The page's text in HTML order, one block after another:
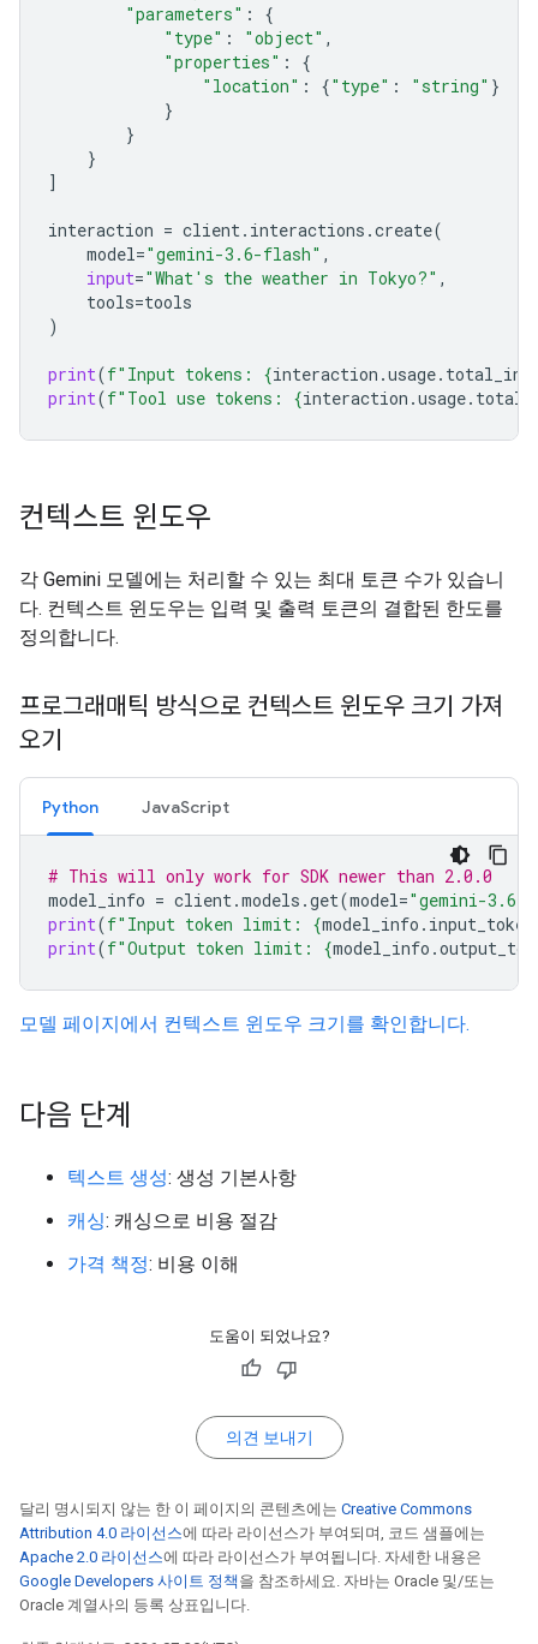
"parameters" :
{
"type" : "object" ,
"properties" :
{
"location" : {"type" : "string" }
}
}
}
]
interaction = client. interactions .create(
model="gemini-3.6-flash" ,
input="What's the weather in Tokyo?" ,
tools=tools
)
print(f"Input tokens: {interaction .usage.
print(f"Tool use tokens: {interaction .usage.
컨텍스트 윈도우
각 Gemini 모델에는 처리할 수 있는 최대 토큰 수가 있습니
다. 컨텍스트 윈도우는 입력 및 출력 토큰의 결합된 한도를
정의합니다.
프로그래매틱 방식으로 컨텍스트 윈도우 크기 가져
오기
Python JavaScript
# This will only work for SDK newer than 2.0.0
model_info = client.models .get(model="gemini-3.6-
print(f"Input token limit: {model_info .
print(f"Output token limit: {model_info .
모델 페이지에서 컨텍스트 윈도우 크기를 확인합니다.
다음 단계
텍스트 생성: 생성 기본사항
캐싱: 캐싱으로 비용 절감
가격 책정: 비용 이해
도움이 되었나요?
의견 보내기
달리 명시되지 않는 한 이 페이지의 콘텐츠에는 Creative Commons
Attribution 4.0 라이선스에 따라 라이선스가 부여되며, 코드 샘플에는
Apache 2.0 라이선스에 따라 라이선스가 부여됩니다. 자세한 내용은
Google Developers 사이트 정책 을 참조하세요. 자바는 Oracle 및/또는
Oracle 계열사의 등록 상표입니다.